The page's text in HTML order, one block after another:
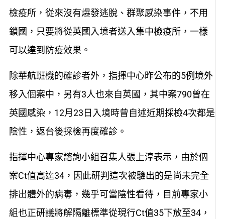
檢疫所，從來沒有爆發逃脫、群聚感染事件，不用
鎖國，只要將從英國入境者送入集中檢疫所，一樣
可以達到防疫效果。
除華航班機的確診者外，指揮中心昨公布的5例境外
移入個案中，另有3人也來自英國，其中案790曾在
英國感染，12月23日入境時曾自述近期採檢4次都是
陰性，返台後採檢再度確診。
指揮中心專家諮詢小組召集人張上淳表示，由於個
案Ct值高達34，因此研判這次被驗出的是尚未完全
排出體外的病毒，幾乎可當陰性看待，目前專家小
組也正研議將解隔離標準從現行Ct值35下放至34，